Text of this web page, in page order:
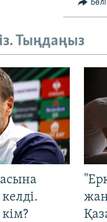
Тыңдаңыз